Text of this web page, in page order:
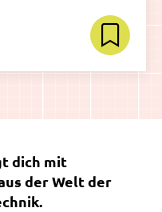
dich mit
der Welt der